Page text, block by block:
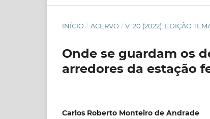
INÍCIO / ACERVO / V. 20 (2022): EDIÇÃO
Onde se guardam os
arredores da estação
Carlos Roberto Monteiro de Andrade